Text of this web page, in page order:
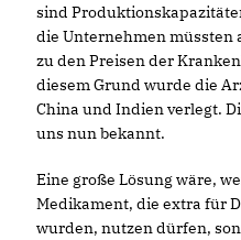
sind
die Unternehmen müssten
zu den Preisen der
diesem Grund wurde die
China und Indien verlegt.
uns nun bekannt.
Eine große Lösung wäre,
Medikament, die extra für
wurden, nutzen dürfen,